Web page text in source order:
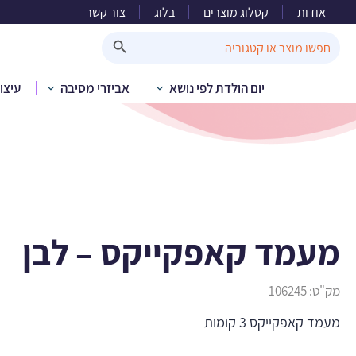
אודות קטלוג מוצרים בלוג צור קשר
for:
יום הולדת לפי נושא אביזרי מסיבה
בית»קטלוג
מעמד קאפקייקס – לבן
מק"ט:106245
מעמד קאפקייקס 3 קומות